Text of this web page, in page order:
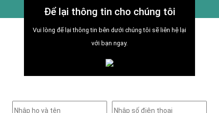
Để lại thông tin cho chúng tôi
Vui lòng để lại thông tin bên dưới chúng tôi sẽ liên hệ lại
với bạn ngay.